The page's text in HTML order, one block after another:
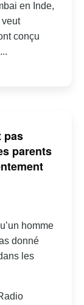
en Inde,
conçu
pas
parents
homme
donné
les